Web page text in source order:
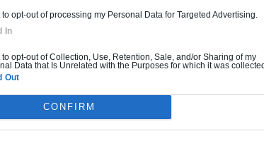
to opt-out of processing my Personal Data for Targeted Advertising.
In
to opt-out of Collection, Use, Retention, Sale, and/or Sharing of my
Data that Is Unrelated with the Purposes for which it was
Out
CONFIRM